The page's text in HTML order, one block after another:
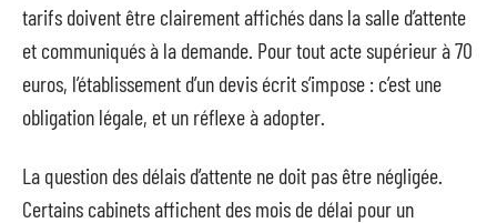
tarifs doivent être clairement affichés dans la salle d’attente
et communiqués à la demande. Pour tout acte supérieur à 70
euros, l’établissement d’un devis écrit s’impose : c’est une
obligation légale, et un réflexe à adopter.
La question des délais d’attente ne doit pas être négligée.
Certains cabinets affichent des mois de délai pour un